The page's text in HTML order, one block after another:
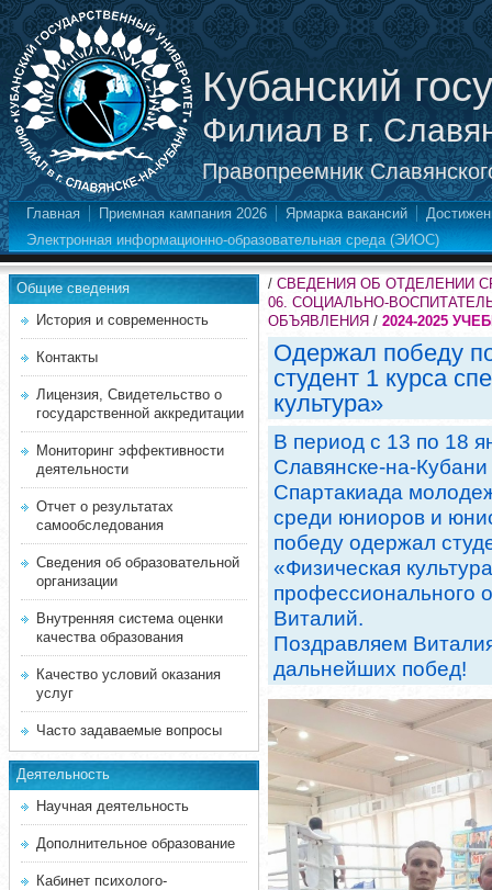
Кубанский
Филиал в г.
Правопреемник
Главная Приемная кампания 2026 Ярмарка вакансий
Электронная информационно-образовательная среда (ЭИОС)
Общие сведения
История и современность
Контакты
Лицензия, Свидетельство о
государственной аккредитации
Мониторинг эффективности
деятельности
Отчет о результатах
самообследования
Сведения об образовательной
организации
Внутренняя система оценки
качества образования
Качество условий оказания
услуг
Часто задаваемые вопросы
Деятельность
Научная деятельность
Дополнительное образование
Кабинет психолого-
/ СВЕДЕНИЯ ОБ ОТДЕЛЕНИИ
06. СОЦИАЛЬНО-
ОБЪЯВЛЕНИЯ / 2024-2025
Одержал победу
студент 1 курса
культура»
В период с 13 по 18
Славянске-на-
Спартакиада
среди юниоров и
победу одержал
«Физическая
профессионального
Виталий.
Поздравляем
дальнейших побед!